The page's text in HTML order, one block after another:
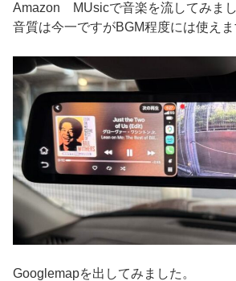
Amazon MUsicで音楽を流してみまし
音質は今一ですがBGM程度には使えま
Googlemapを出してみました。